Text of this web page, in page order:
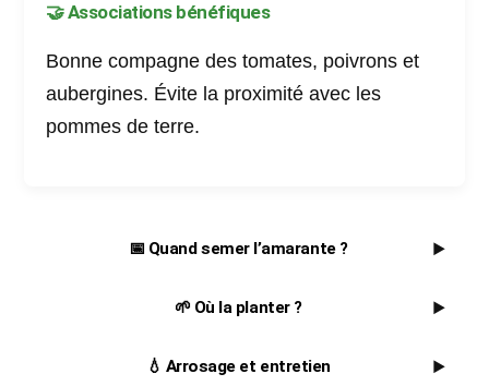
🤝 Associations bénéfiques
Bonne compagne des tomates, poivrons et
aubergines. Évite la proximité avec les
pommes de terre.
📅 Quand semer l’amarante ? ▶
🌱 Où la planter ? ▶
💧 Arrosage et entretien ▶